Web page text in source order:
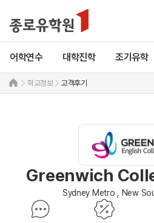
어학연수 대학진학 조기유학
학교정보 고객후기
Greenwich
Sydney Metro , New